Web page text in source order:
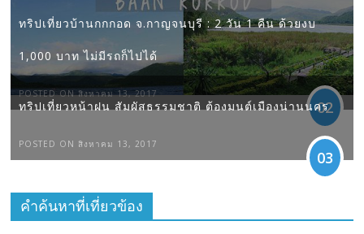
ทริปเที่ยวบ้านกกกอด จ.กาญจนบุรี : 2 วัน 1 คืน ด้วยงบ
1,000 บาท ไม่มีรถก็ไปได้
POSTED ON สิงหาคม 13, 2017
02
ทริปเที่ยวหน้าฝน สัมผัสธรรมชาติ ต้องมนต์เมืองน่านนคร
POSTED ON สิงหาคม 13, 2017
03
คำค้นหาที่เที่ยวข้อง